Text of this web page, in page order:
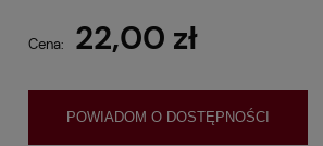
Cena: 22,00 zł
POWIADOM O DOSTĘPNOŚCI